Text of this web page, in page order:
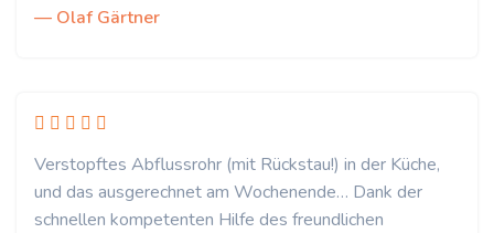
— Olaf Gärtner
Verstopftes Abflussrohr (mit Rückstau!) in der Küche,
und das ausgerechnet am Wochenende… Dank der
schnellen kompetenten Hilfe des freundlichen